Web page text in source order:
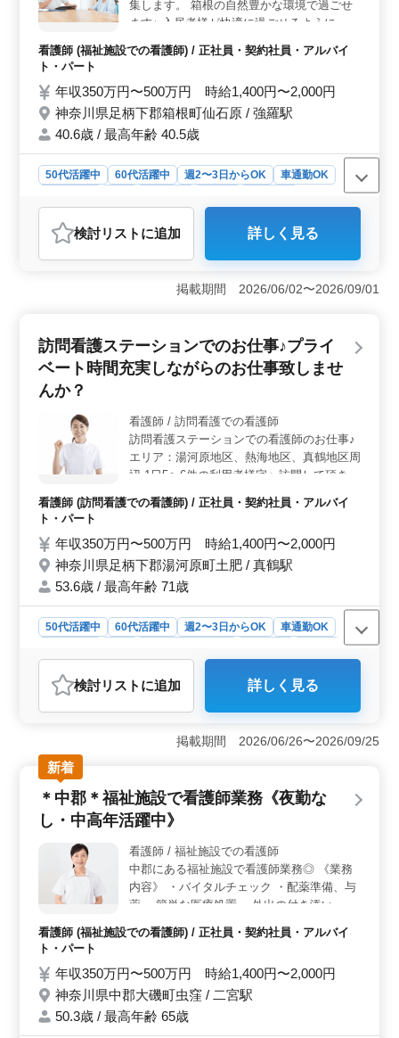
しっかりと取れるため、メリハリのある働き方が実現で
きます。 ＜経験活かせる＞ 入浴可否判断や医師へ
す。また、簡単なパソコン操作や介護職のサポートな
ど、幅広い業務を通じてスキルを磨くことも可能です。
経験豊富な看護師として、専門知識を活かしながら成長
できる環境が整っています。
集します。 箱根の自然豊かな環境で過ごせ
ます♪ 入居者様が快適に過ごせるように、ス
タッフ一同熱心に取り組んでおります。
〈おまかせするお仕事内容〉 ・バイタルチ
事、排泄補助 ・インフルエンザ発生の予
防、蔓延の防止 〈特徴〉 ・夜勤なし ・週
3〜勤務可 ・50代60代新規採用実績アリ ス
す。 皆様からのご応募、お待ちしておりま
す！
看護師 (福祉施設での看護師) / 正社員・契約社員・アルバイ
ト・パート
年収350万円〜500万円 時給1,400円〜2,000円
神奈川県足柄下郡箱根町仙石原 / 強羅駅
40.6歳 / 最高年齢 40.5歳
50代活躍中 60代活躍中 週2〜3日からOK
車通勤OK
おすすめポイント
＜箱根の自然豊かな環境＞ 箱根町仙石原に位置する特
別養護老人ホームは、美しい自然に囲まれた場所での勤
務です。清々しい空気や豊かな緑に囲まれながら、入居
で、健康的な生活リズムを維持しながら、仕事に専念で
きます。週3日からの勤務も可能なので、プライベートや
趣味との両立もしやすい環境です。 ＜経験を活かせ
るチャンス＞ 看護師実務経験5年以上の方を歓迎しま
す。バイタルチェックや医療処置、入浴の介助など、幅
広い業務を通じて、経験と知識を活かして入所者様の健
康をサポートできます。
検討リスト に追加 詳しく見る
掲載期間 2026/06/02〜2026/09/01
訪問看護ステーションでのお仕事♪プライ
ベート時間充実しながらのお仕事致しませ
んか？
看護師 / 訪問看護での看護師
訪問看護ステーションでの看護師のお仕事♪
エリア：湯河原地区、熱海地区、真鶴地区周
辺 1日5〜6件の利用者様宅へ訪問して頂きま
す！ 《業務内容》 バイタルチェック カテー
テル交換やケア 服薬指導 褥瘡(床ずれ)の予
日 車通勤可能 シニア世代歓迎 50代女性活躍
中 ご経験のあるベテランの方大歓迎致しま
す！ 皆様のご応募お待ちしております！
看護師 (訪問看護での看護師) / 正社員・契約社員・アルバイ
ト・パート
年収350万円〜500万円 時給1,400円〜2,000円
神奈川県足柄下郡湯河原町土肥 / 真鶴駅
53.6歳 / 最高年齢 71歳
50代活躍中 60代活躍中 週2〜3日からOK
車通勤OK
おすすめポイント
＜働きやすさ＞ 訪問看護ステーションでのお仕事は、
週休2日制や年間休日120日など、プライベートの充実を
図りながら働けます。車通勤可能で、湯河原や真鶴など
自然豊かなエリアでの勤務です。これにより、仕事と生
活のバランスを取りやすく、健康的なライフスタイルを
維持できます。 ＜業務内容＞ 看護師業務に加え、
バイタルチェックやケア、服薬指導など、利用者様の健
護業務が期待できます。地域の方々と密接に関わりなが
ら、地域に貢献するやりがいを感じることができま
す。 ＜キャリアパス＞ 看護師実務経験5年以上のベ
テランの方に最適な求人です。シニア世代も活躍中で、
護の経験を通じて、スキルの向上や新たな専門知識の習
得にも繋がります。
検討リスト に追加 詳しく見る
掲載期間 2026/06/26〜2026/09/25
新着
＊中郡＊福祉施設で看護師業務《夜勤な
し・中高年活躍中》
看護師 / 福祉施設での看護師
中郡にある福祉施設で看護師業務◎ 《業務
内容》 ・バイタルチェック ・配薬準備、与
薬 ・簡単な医療処置 ・外出の付き添い ・介
護職員への医療に関する指導 ・食事、排泄
補助 ・入浴の介助 ・ベッドメイキング ・イ
染性胃腸炎など感染症発生の予防、蔓延の防
止 ・吸引、呼吸器ケア ・レクリエーション
の補助 《備考》 車通勤可能 夜勤なし ご応
看護師 (福祉施設での看護師) / 正社員・契約社員・アルバイ
ト・パート
年収350万円〜500万円 時給1,400円〜2,000円
神奈川県中郡大磯町虫窪 / 二宮駅
50.3歳 / 最高年齢 65歳